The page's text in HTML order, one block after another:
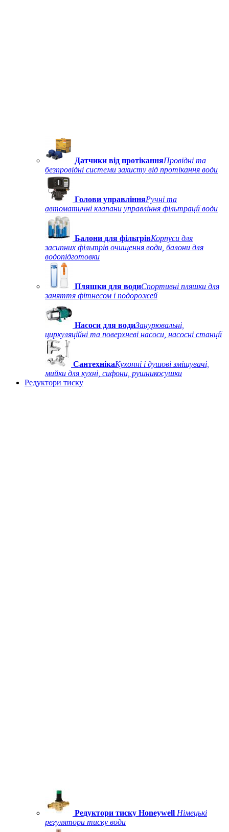
Датчики від протіканняПровідні та
безпровідні системи захисту від протікання води
Голови управлінняРучні та
автоматичні клапани управління фільтрації води
Балони для фільтрівКорпуси для
засипних фільтрів очищення води, балони для
водопідготовки
Пляшки для водиСпортивні пляшки для
заняття фітнесом і подорожей
Насоси для водиЗанурювальні,
циркуляційні та поверхневі насоси, насосні станції
СантехнікаКухонні і душові змішувачі,
мийки для кухні, сифони, рушникосушки
Редуктори тиску
Редуктори тиску Honeywell Німецькі
регулятори тиску води